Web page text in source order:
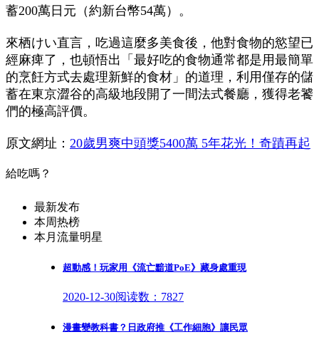
蓄200萬日元（約新台幣54萬）。
來栖けい直言，吃過這麼多美食後，他對食物的慾望已
經麻痺了，也頓悟出「最好吃的食物通常都是用最簡單
的烹飪方式去處理新鮮的食材」的道理，利用僅存的儲
蓄在東京澀谷的高級地段開了一間法式餐廳，獲得老饕
們的極高評價。
原文網址： 20歲男爽中頭獎5400萬 5年花光！奇蹟再起
給吃嗎？
最新发布
本周热榜
本月流量明星
超動感！玩家用《流亡黯道PoE》藏身處重現
2020-12-30阅读数：7827
漫畫變教科書？日政府推《工作細胞》讓民眾